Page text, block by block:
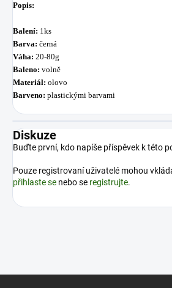
Popis:
Balení: 1ks
Barva: černá
Váha: 20-80g
Baleno: volně
Materiál: olovo
Barveno: plastickými barvami
Diskuze
Buďte první, kdo napíše příspěvek k této
Pouze registrovaní uživatelé mohou
přihlaste se nebo se registrujte.